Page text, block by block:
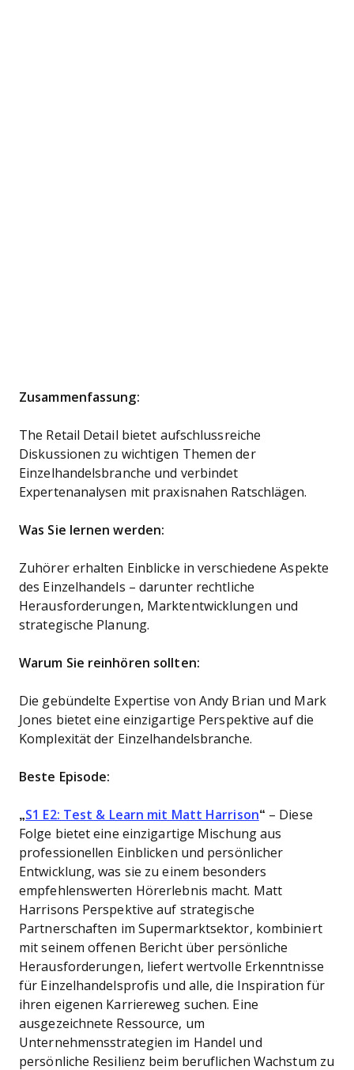
Zusammenfassung:
The Retail Detail bietet aufschlussreiche
Diskussionen zu wichtigen Themen der
Einzelhandelsbranche und verbindet
Expertenanalysen mit praxisnahen Ratschlägen.
Was Sie lernen werden:
Zuhörer erhalten Einblicke in verschiedene Aspekte
des Einzelhandels – darunter rechtliche
Herausforderungen, Marktentwicklungen und
strategische Planung.
Warum Sie reinhören sollten:
Die gebündelte Expertise von Andy Brian und Mark
Jones bietet eine einzigartige Perspektive auf die
Komplexität der Einzelhandelsbranche.
Beste Episode:
„S1 E2: Test & Learn mit Matt Harrison“ – Diese
Folge bietet eine einzigartige Mischung aus
professionellen Einblicken und persönlicher
Entwicklung, was sie zu einem besonders
empfehlenswerten Hörerlebnis macht. Matt
Harrisons Perspektive auf strategische
Partnerschaften im Supermarktsektor, kombiniert
mit seinem offenen Bericht über persönliche
Herausforderungen, liefert wertvolle Erkenntnisse
für Einzelhandelsprofis und alle, die Inspiration für
ihren eigenen Karriereweg suchen. Eine
ausgezeichnete Ressource, um
Unternehmensstrategien im Handel und
persönliche Resilienz beim beruflichen Wachstum zu